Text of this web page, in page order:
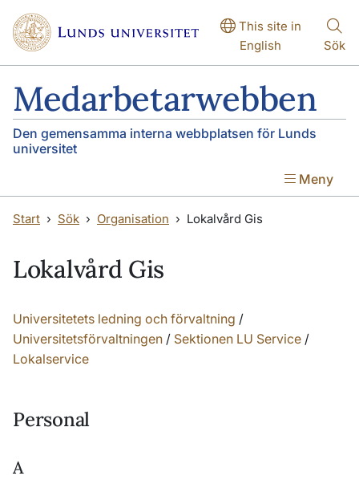
Hoppa till huvudinnehåll
This site in
English
Sök
Medarbetarwebben
Den gemensamma interna webbplatsen för Lunds
universitet
Meny
Start Sök Organisation Lokalvård Gis
Lokalvård Gis
Universitetets ledning och förvaltning /
Universitetsförvaltningen / Sektionen LU Service /
Lokalservice
Personal
A